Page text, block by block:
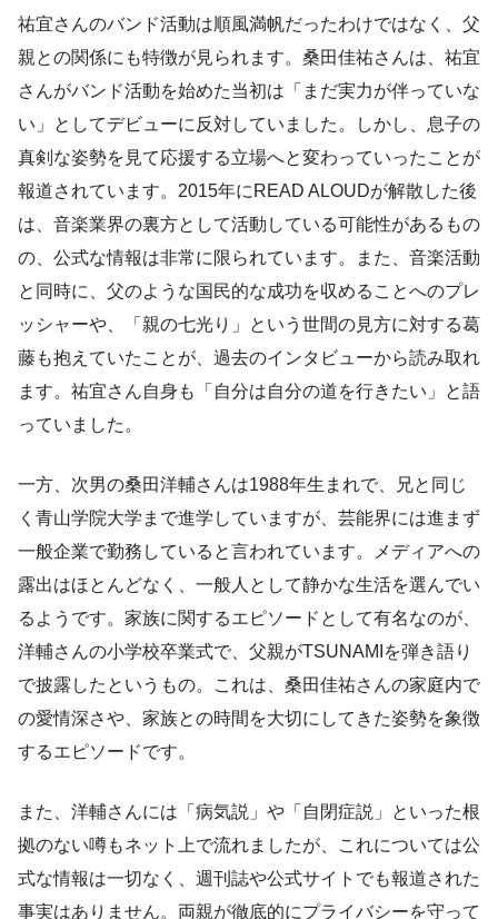
祐宜さんのバンド活動は順風満帆だったわけではなく、父
親との関係にも特徴が見られます。桑田佳祐さんは、祐宜
さんがバンド活動を始めた当初は「まだ実力が伴っていな
い」としてデビューに反対していました。しかし、息子の
真剣な姿勢を見て応援する立場へと変わっていったことが
報道されています。2015年にREAD ALOUDが解散した後
は、音楽業界の裏方として活動している可能性があるもの
の、公式な情報は非常に限られています。また、音楽活動
と同時に、父のような国民的な成功を収めることへのプレ
ッシャーや、「親の七光り」という世間の見方に対する葛
藤も抱えていたことが、過去のインタビューから読み取れ
ます。祐宜さん自身も「自分は自分の道を行きたい」と語
っていました。
一方、次男の桑田洋輔さんは1988年生まれで、兄と同じ
く青山学院大学まで進学していますが、芸能界には進まず
一般企業で勤務していると言われています。メディアへの
露出はほとんどなく、一般人として静かな生活を選んでい
るようです。家族に関するエピソードとして有名なのが、
洋輔さんの小学校卒業式で、父親がTSUNAMIを弾き語り
で披露したというもの。これは、桑田佳祐さんの家庭内で
の愛情深さや、家族との時間を大切にしてきた姿勢を象徴
するエピソードです。
また、洋輔さんには「病気説」や「自閉症説」といった根
拠のない噂もネット上で流れましたが、これについては公
式な情報は一切なく、週刊誌や公式サイトでも報道された
事実はありません。両親が徹底的にプライバシーを守って